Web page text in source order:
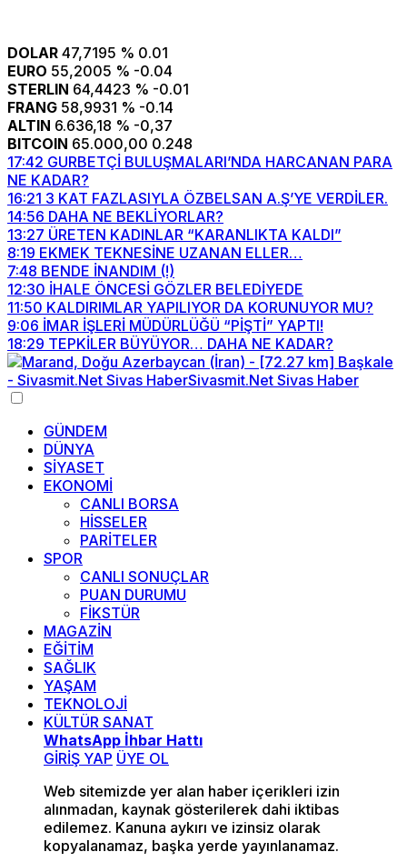
DOLAR 47,7195 % 0.01
EURO 55,2005 % -0.04
STERLIN 64,4423 % -0.01
FRANG 58,9931 % -0.14
ALTIN 6.636,18 % -0,37
BITCOIN 65.000,00 0.248
17:42 GURBETÇİ BULUŞMALARI’NDA HARCANAN PARA
NE KADAR?
16:21 3 KAT FAZLASIYLA ÖZBELSAN A.Ş’YE VERDİLER.
14:56 DAHA NE BEKLİYORLAR?
13:27 ÜRETEN KADINLAR “KARANLIKTA KALDI”
8:19 EKMEK TEKNESİNE UZANAN ELLER…
7:48 BENDE İNANDIM (!)
12:30 İHALE ÖNCESİ GÖZLER BELEDİYEDE
11:50 KALDIRIMLAR YAPILIYOR DA KORUNUYOR MU?
9:06 İMAR İŞLERİ MÜDÜRLÜĞÜ “PİŞTİ” YAPTI!
18:29 TEPKİLER BÜYÜYOR… DAHA NE KADAR?
GÜNDEM
DÜNYA
SİYASET
EKONOMİ
CANLI BORSA
HİSSELER
PARİTELER
SPOR
CANLI SONUÇLAR
PUAN DURUMU
FİKSTÜR
MAGAZİN
EĞİTİM
SAĞLIK
YAŞAM
TEKNOLOJİ
KÜLTÜR SANAT
WhatsApp İhbar Hattı
GİRİŞ YAP ÜYE OL
Web sitemizde yer alan haber içerikleri izin
alınmadan, kaynak gösterilerek dahi iktibas
edilemez. Kanuna aykırı ve izinsiz olarak
kopyalanamaz, başka yerde yayınlanamaz.